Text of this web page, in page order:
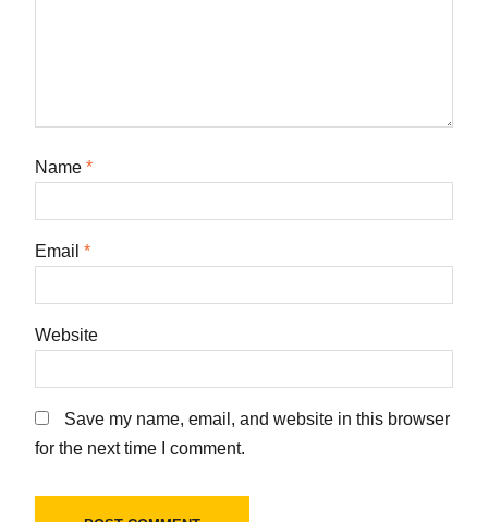
Name *
Email *
Website
Save my name, email, and website in this browser
for the next time I comment.